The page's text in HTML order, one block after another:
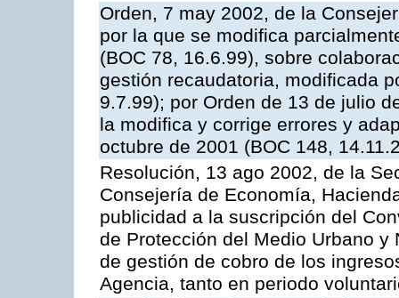
Orden, 7 may 2002, de la
por la que se modifica
(BOC 78, 16.6.99), sobre
gestión recaudatoria, modificada
9.7.99); por Orden de 13 de julio
la modifica y corrige errores y
octubre de 2001 (BOC 148,
Resolución, 13 ago 2002, de la
Consejería de Economía,
publicidad a la suscripción del
de Protección del Medio Urbano
de gestión de cobro de los
Agencia, tanto en periodo